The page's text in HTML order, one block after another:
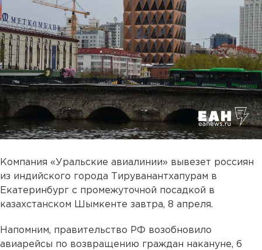
Компания «Уральские авиалинии» вывезет россиян
из индийского города Тируванантхапурам в
Екатеринбург с промежуточной посадкой в
казахстанском Шымкенте завтра, 8 апреля.
Напомним, правительство РФ возобновило
авиарейсы по возвращению граждан накануне, 6